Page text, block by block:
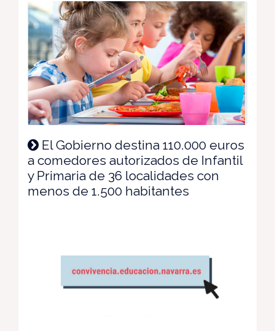
El Gobierno destina 110.000 euros
a comedores autorizados de Infantil
y Primaria de 36 localidades con
menos de 1.500 habitantes